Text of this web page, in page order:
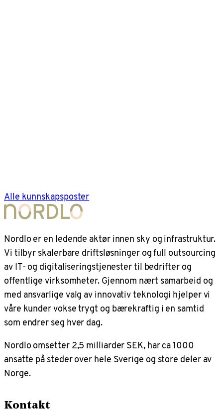
Alle kunnskapsposter
Nordlo er en ledende aktør innen sky og infrastruktur.
Vi tilbyr skalerbare driftsløsninger og full outsourcing
av IT- og digitaliseringstjenester til bedrifter og
offentlige virksomheter. Gjennom nært samarbeid og
med ansvarlige valg av innovativ teknologi hjelper vi
våre kunder vokse trygt og bærekraftig i en samtid
som endrer seg hver dag.
Nordlo omsetter 2,5 milliarder SEK, har ca 1000
ansatte på steder over hele Sverige og store deler av
Norge.
Kontakt